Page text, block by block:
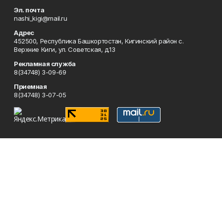
Эл. почта
nashi_kigi@mail.ru
Адрес
452500, Республика Башкортостан, Кигинский район с.
Верхние Киги, ул. Советская, д.13
Рекламная служба
8(34748) 3-09-69
Приемная
8(34748) 3-07-05